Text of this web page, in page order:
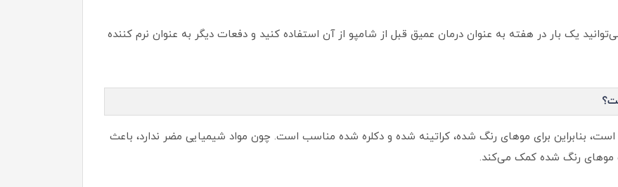
یک بار در هفته به عنوان درمان عمیق قبل از شامپو از آن استفاده کنید و دفعات دیگر به عنوان نرم کننده
بنابراین برای موهای رنگ شده، کراتینه شده و دکلره شده مناسب است. چون مواد شیمیایی مضر ندارد، باعث
رنگ شده کمک می‌کند.